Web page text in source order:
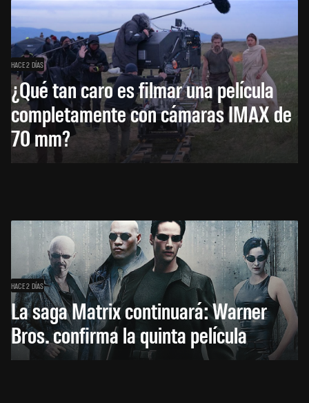
HACE 2 DÍAS
¿Qué tan caro es filmar una película
completamente con cámaras IMAX de
70 mm?
HACE 2 DÍAS
La saga Matrix continuará: Warner
Bros. confirma la quinta película